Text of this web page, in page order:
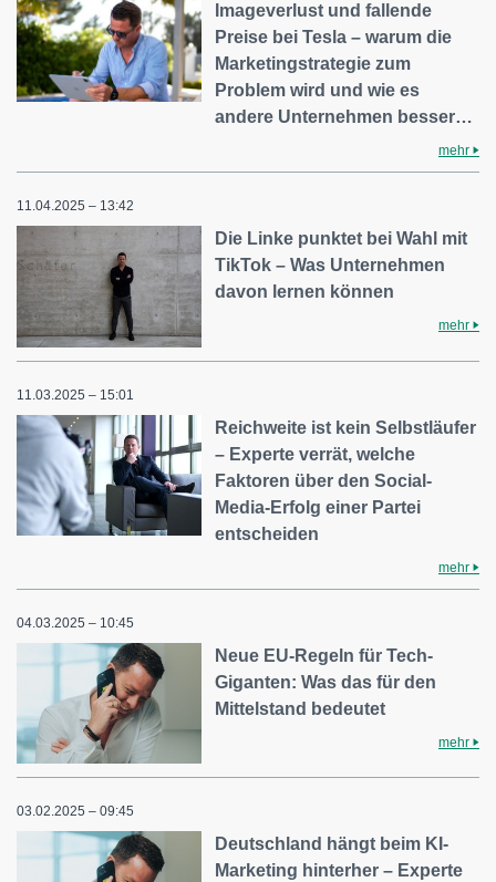
Imageverlust und fallende
Preise bei Tesla – warum die
Marketingstrategie zum
Problem wird und wie es
andere Unternehmen besser…
mehr
11.04.2025 – 13:42
Die Linke punktet bei Wahl mit
TikTok – Was Unternehmen
davon lernen können
mehr
11.03.2025 – 15:01
Reichweite ist kein Selbstläufer
– Experte verrät, welche
Faktoren über den Social-
Media-Erfolg einer Partei
entscheiden
mehr
04.03.2025 – 10:45
Neue EU-Regeln für Tech-
Giganten: Was das für den
Mittelstand bedeutet
mehr
03.02.2025 – 09:45
Deutschland hängt beim KI-
Marketing hinterher – Experte